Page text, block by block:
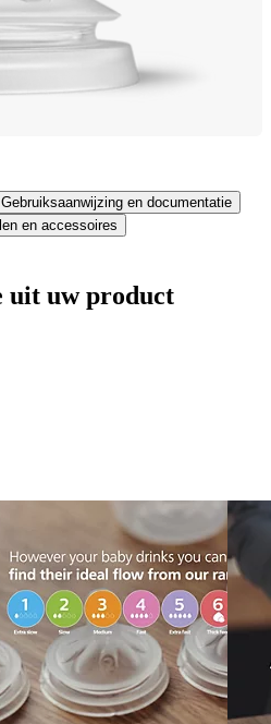
Gebruiksaanwijzing en documentatie
en accessoires
uit uw product